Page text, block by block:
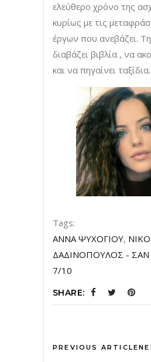
ελεύθερο χρόνο της
κυρίως με τις
έργων που ανεβάζει.
διαβάζει βιβλία , να
και να πηγαίνει ταξίδια.
Tags:
ΑΝΝΑ ΨΥΧΟΓΙΟΥ,
ΔΑΔΙΝΟΠΟΥΛΟΣ -
7/10
SHARE:
PREVIOUS ARTICLE